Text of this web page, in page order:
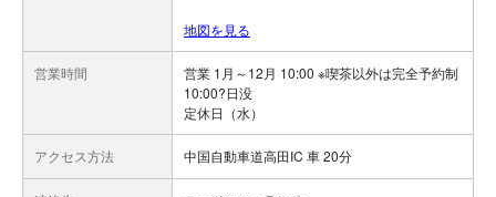
地図を見る
営業時間
営業 1月～12月 10:00 ※喫茶以外は完全予約制
10:00?日没
定休日（水）
アクセス方法 中国自動車道高田IC 車 20分